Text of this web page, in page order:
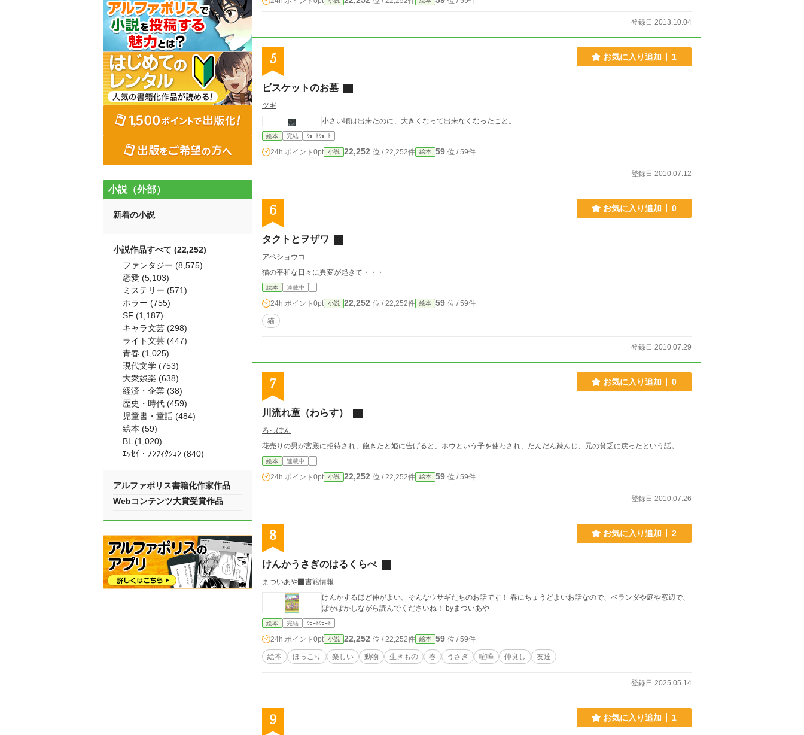
登録日 2013.10.04
5 お気に入り追加 1
ビスケットのお墓
ツギ
小さい頃は出来たのに、大きくなって出来なくなったこと。
絵本 完結 ｼｮｰﾄｼｮｰﾄ
24h.ポイント 0pt 小説 22,252 位 / 22,252件 絵本 59 位 / 59件
登録日 2010.07.12
6 お気に入り追加 0
タクトとヲザワ
アベショウコ
猫の平和な日々に異変が起きて・・・
絵本 連載中
24h.ポイント 0pt 小説 22,252 位 / 22,252件 絵本 59 位 / 59件
猫
登録日 2010.07.29
7 お気に入り追加 0
川流れ童（わらす）
ろっぽん
花売りの男が宮殿に招待され、飽きたと姫に告げると、ホウという子を使わされ、だんだん疎んじ、元の貧乏に戻ったという話。
絵本 連載中
24h.ポイント 0pt 小説 22,252 位 / 22,252件 絵本 59 位 / 59件
登録日 2010.07.26
8 お気に入り追加 2
けんかうさぎのはるくらべ
まついあや
書籍情報
けんかするほど仲がよい。そんなウサギたちのお話です！ 春にちょうどよいお話なので、ベランダや庭や窓辺で、
ぽかぽかしながら読んでくださいね！ byまついあや
絵本 完結 ｼｮｰﾄｼｮｰﾄ
24h.ポイント 0pt 小説 22,252 位 / 22,252件 絵本 59 位 / 59件
絵本 ほっこり 楽しい 動物 生きもの 春 うさぎ 喧嘩 仲良し 友達
登録日 2025.05.14
9 お気に入り追加 1
小説（外部）
新着の小説
小説作品すべて (22,252)
ファンタジー (8,575)
恋愛 (5,103)
ミステリー (571)
ホラー (755)
SF (1,187)
キャラ文芸 (298)
ライト文芸 (447)
青春 (1,025)
現代文学 (753)
大衆娯楽 (638)
経済・企業 (38)
歴史・時代 (459)
児童書・童話 (484)
絵本 (59)
BL (1,020)
ｴｯｾｲ・ﾉﾝﾌｨｸｼｮﾝ (840)
アルファポリス書籍化作家作品
Webコンテンツ大賞受賞作品